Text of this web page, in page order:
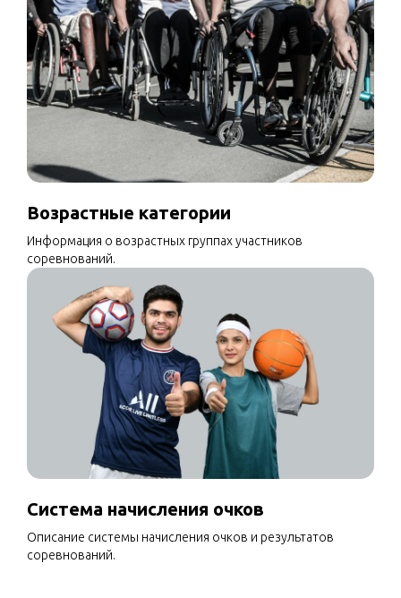
Возрастные категории
Информация о возрастных группах участников
соревнований.
Система начисления очков
Описание системы начисления очков и результатов
соревнований.